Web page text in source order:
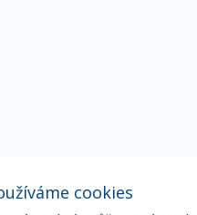
cookies